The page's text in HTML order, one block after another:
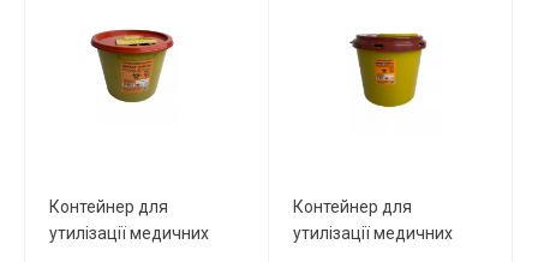
Контейнер для
утилізації медичних
Контейнер для
утилізації медичних